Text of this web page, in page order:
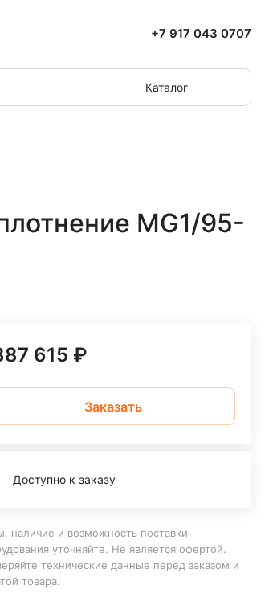
+7 917 043 0707
Каталог
MG1/95-
615 ₽
Заказать
Доступно к заказу
наличие и возможность поставки
уточняйте. Не является офертой.
технические данные перед заказом и
товара.